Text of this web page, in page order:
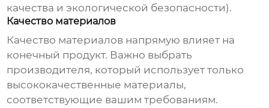
качества и экологической безопасности).
Качество материалов
Качество материалов напрямую влияет на
конечный продукт. Важно выбрать
производителя, который использует только
высококачественные материалы,
соответствующие вашим требованиям.